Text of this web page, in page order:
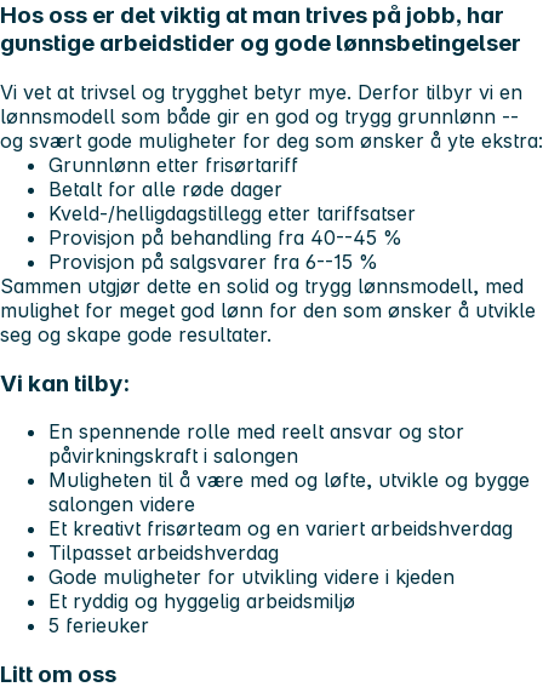
Hos oss er det viktig at man trives på jobb, har
gunstige arbeidstider og gode lønnsbetingelser
Vi vet at trivsel og trygghet betyr mye. Derfor tilbyr vi en
lønnsmodell som både gir en god og trygg grunnlønn --
og svært gode muligheter for deg som ønsker å yte ekstra:
Grunnlønn etter frisørtariff
Betalt for alle røde dager
Kveld-/helligdagstillegg etter tariffsatser
Provisjon på behandling fra 40--45 %
Provisjon på salgsvarer fra 6--15 %
Sammen utgjør dette en solid og trygg lønnsmodell, med
mulighet for meget god lønn for den som ønsker å utvikle
seg og skape gode resultater.
Vi kan tilby:
En spennende rolle med reelt ansvar og stor
påvirkningskraft i salongen
Muligheten til å være med og løfte, utvikle og bygge
salongen videre
Et kreativt frisørteam og en variert arbeidshverdag
Tilpasset arbeidshverdag
Gode muligheter for utvikling videre i kjeden
Et ryddig og hyggelig arbeidsmiljø
5 ferieuker
Litt om oss